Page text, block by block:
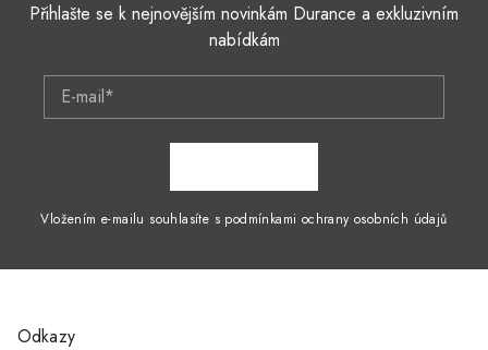
Přihlašte se k nejnovějším novinkám Durance a exkluzivním
nabídkám
E-mail*
Vložením e-mailu souhlasíte s podmínkami ochrany osobních údajů
Odkazy